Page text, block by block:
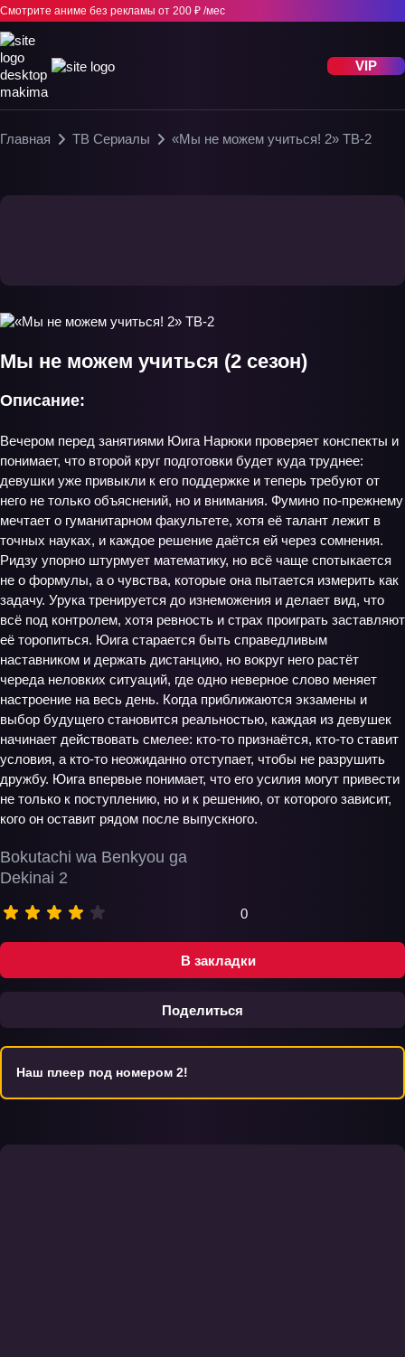
Смотрите аниме без рекламы от 200 ₽ /мес
VIP
Главная ТВ Сериалы «Мы не можем учиться! 2» ТВ-2
В закладки
Поделиться
Мы не можем учиться (2 сезон)
Bokutachi wa Benkyou ga
Dekinai 2
0
Описание:
Вечером перед занятиями Юига Нарюки проверяет конспекты и
понимает, что второй круг подготовки будет куда труднее:
девушки уже привыкли к его поддержке и теперь требуют от
него не только объяснений, но и внимания. Фумино по‑прежнему
мечтает о гуманитарном факультете, хотя её талант лежит в
точных науках, и каждое решение даётся ей через сомнения.
Ридзу упорно штурмует математику, но всё чаще спотыкается
не о формулы, а о чувства, которые она пытается измерить как
задачу. Урука тренируется до изнеможения и делает вид, что
всё под контролем, хотя ревность и страх проиграть заставляют
её торопиться. Юига старается быть справедливым
наставником и держать дистанцию, но вокруг него растёт
череда неловких ситуаций, где одно неверное слово меняет
настроение на весь день. Когда приближаются экзамены и
выбор будущего становится реальностью, каждая из девушек
начинает действовать смелее: кто-то признаётся, кто-то ставит
условия, а кто-то неожиданно отступает, чтобы не разрушить
дружбу. Юига впервые понимает, что его усилия могут привести
не только к поступлению, но и к решению, от которого зависит,
кого он оставит рядом после выпускного.
Наш плеер под номером 2!